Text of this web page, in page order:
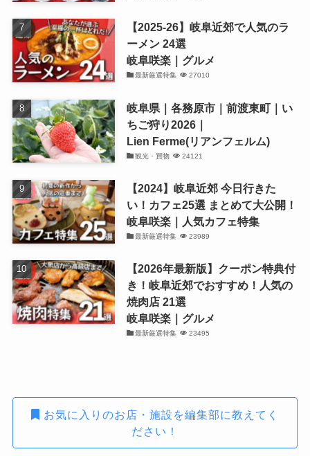
【2025-26】岐阜近郊で人気のラ
ーメン 24選
岐阜咲楽｜グルメ
最新厳選特集 27010
岐阜県｜各務原市｜前渡東町｜い
ちご狩り2026｜
Lien Ferme(リアンフェルム)
観光・買物 24121
【2024】岐阜近郊 今日行きた
い！カフェ25選 まとめて大公開！
岐阜咲楽｜人気カフェ特集
最新厳選特集 23989
【2026年最新版】クーポン特典付
き！岐阜近郊でおすすめ！人気の
焼肉店 21選
岐阜咲楽｜グルメ
最新厳選特集 23495
お気に入りのお店・施設を編集部に教えてく
ださい！